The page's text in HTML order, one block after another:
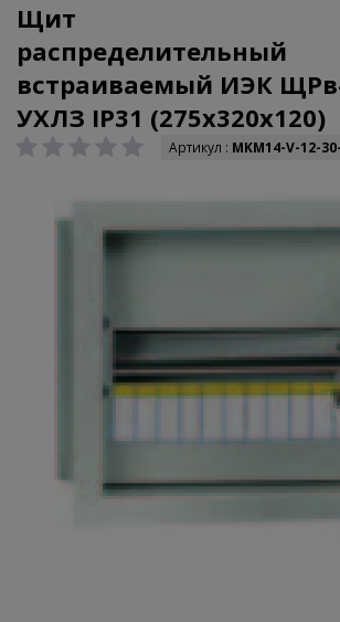
Щит
распределительный
встраиваемый ИЭК
УХЛЗ IP31 (275х320х120)
Артикул : MKM14-V-12-